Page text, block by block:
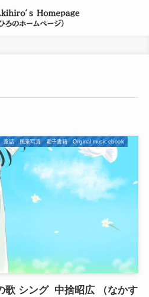
童話 風景写真 電子書籍 Original music ebook
シング 中捨昭広 （なかす